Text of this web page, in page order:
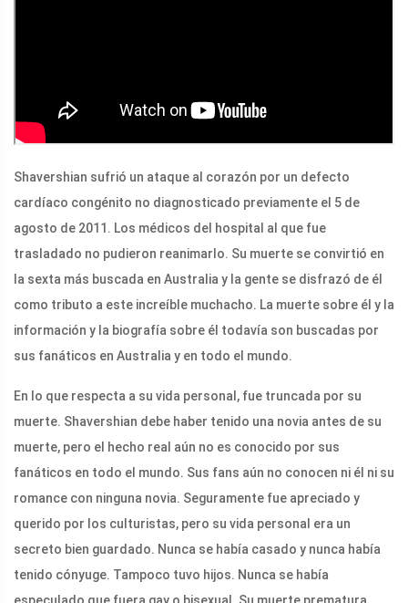
Shavershian sufrió un ataque al corazón por un defecto
cardíaco congénito no diagnosticado previamente el 5 de
agosto de 2011. Los médicos del hospital al que fue
trasladado no pudieron reanimarlo. Su muerte se convirtió en
la sexta más buscada en Australia y la gente se disfrazó de él
como tributo a este increíble muchacho. La muerte sobre él y la
información y la biografía sobre él todavía son buscadas por
sus fanáticos en Australia y en todo el mundo.
En lo que respecta a su vida personal, fue truncada por su
muerte. Shavershian debe haber tenido una novia antes de su
muerte, pero el hecho real aún no es conocido por sus
fanáticos en todo el mundo. Sus fans aún no conocen ni él ni su
romance con ninguna novia. Seguramente fue apreciado y
querido por los culturistas, pero su vida personal era un
secreto bien guardado. Nunca se había casado y nunca había
tenido cónyuge. Tampoco tuvo hijos. Nunca se había